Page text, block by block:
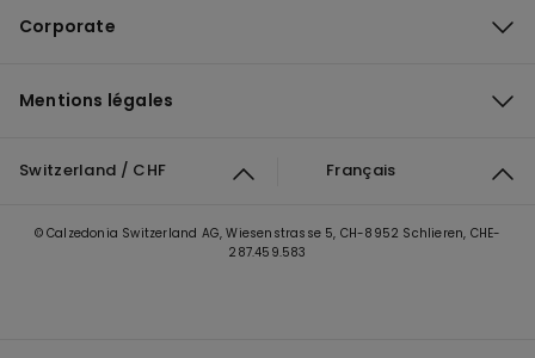
Corporate
Mentions légales
Switzerland / CHF Français
© Calzedonia Switzerland AG, Wiesenstrasse 5, CH-8952 Schlieren, CHE-
287.459.583